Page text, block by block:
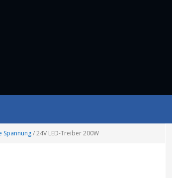
Spannung/24V LED-Treiber 200W